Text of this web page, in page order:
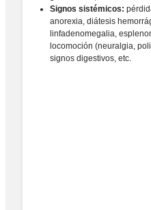
Signos sistémicos:
anorexia, diátesis
linfadenomegalia,
locomoción (neuralgia,
signos digestivos, etc.